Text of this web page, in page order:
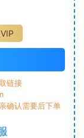
链接
确认需要后下单